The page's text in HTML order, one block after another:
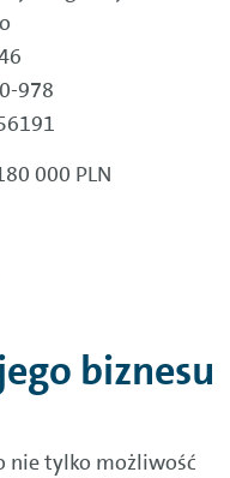
978
000 PLN
biznesu
nie tylko możliwość